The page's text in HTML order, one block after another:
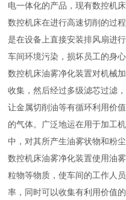
电一体化的产品，现有数控机
数控机床在进行高速切削的过
是在设备上直接安装排风扇进
车间环境污染，损坏员工的身心
数控机床油雾净化装置对机械
收集，然后经过多级滤芯过滤
让金属切削油等有循环利用价
的气体。广泛地运在用于加工
中，对其所产生油雾状物和粉
数控机床油雾净化装置使用油
粒物等物质，使车间的工作人
率，同时可以收集有利用价值